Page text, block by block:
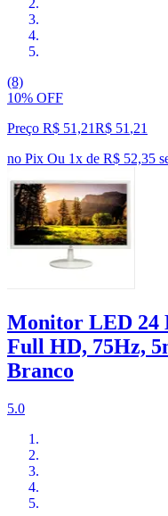
(8)
10% OFF
Preço R$ 51,21R$ 51 ,21
no Pix Ou 1x de R$ 52,35
Monitor LED 24
Full HD, 75Hz,
Branco
5.0